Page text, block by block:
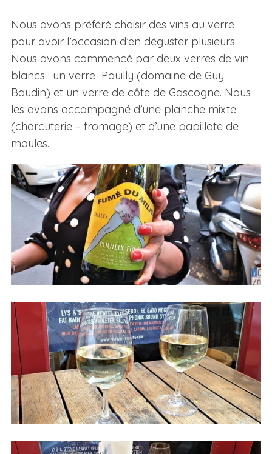
Nous avons préféré choisir des vins au verre
pour avoir l’occasion d’en déguster plusieurs.
Nous avons commencé par deux verres de vin
blancs : un verre Pouilly (domaine de Guy
Baudin) et un verre de côte de Gascogne. Nous
les avons accompagné d’une planche mixte
(charcuterie – fromage) et d’une papillote de
moules.